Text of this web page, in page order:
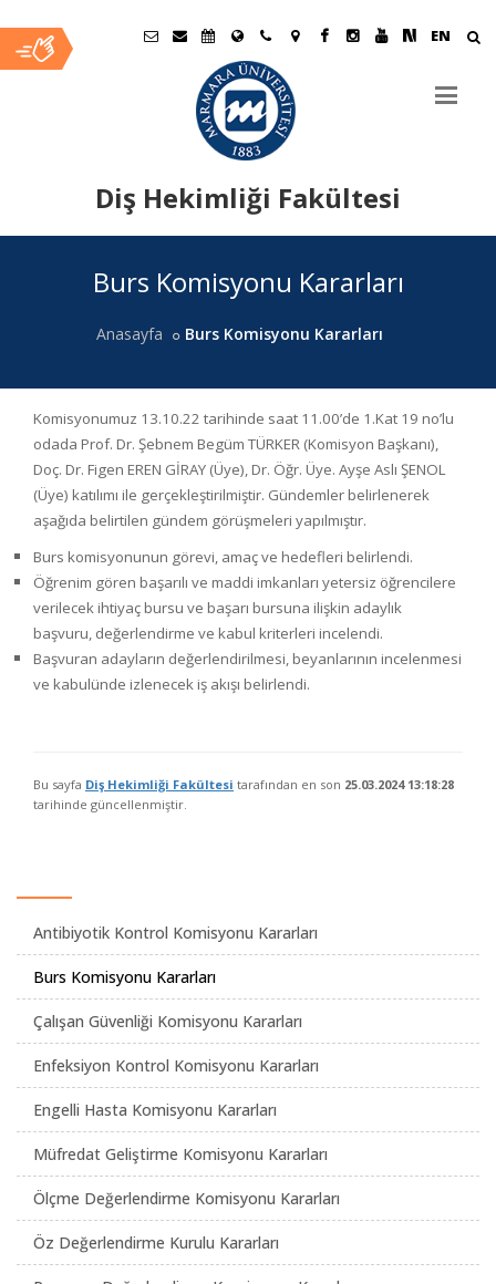
EN
Diş Hekimliği Fakültesi
Burs Komisyonu Kararları
Anasayfa Burs Komisyonu Kararları
Komisyonumuz 13.10.22 tarihinde saat 11.00’de 1.Kat 19 no’lu
odada Prof. Dr. Şebnem Begüm TÜRKER (Komisyon Başkanı),
Doç. Dr. Figen EREN GİRAY (Üye), Dr. Öğr. Üye. Ayşe Aslı ŞENOL
(Üye) katılımı ile gerçekleştirilmiştir. Gündemler belirlenerek
aşağıda belirtilen gündem görüşmeleri yapılmıştır.
Burs komisyonunun görevi, amaç ve hedefleri belirlendi.
Öğrenim gören başarılı ve maddi imkanları yetersiz öğrencilere
verilecek ihtiyaç bursu ve başarı bursuna ilişkin adaylık
başvuru, değerlendirme ve kabul kriterleri incelendi.
Başvuran adayların değerlendirilmesi, beyanlarının incelenmesi
ve kabulünde izlenecek iş akışı belirlendi.
Bu sayfa Diş Hekimliği Fakültesi tarafından en son 25.03.2024 13:18:28
tarihinde güncellenmiştir.
Antibiyotik Kontrol Komisyonu Kararları
Burs Komisyonu Kararları
Çalışan Güvenliği Komisyonu Kararları
Enfeksiyon Kontrol Komisyonu Kararları
Engelli Hasta Komisyonu Kararları
Müfredat Geliştirme Komisyonu Kararları
Ölçme Değerlendirme Komisyonu Kararları
Öz Değerlendirme Kurulu Kararları